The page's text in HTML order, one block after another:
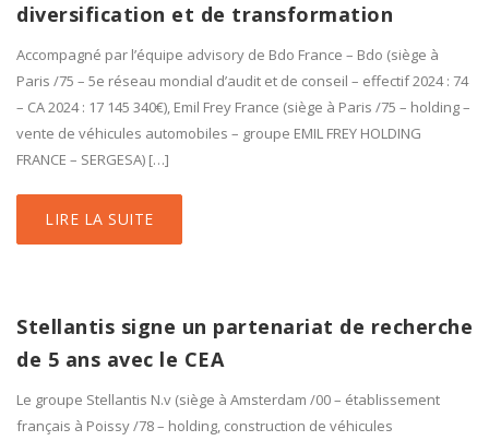
diversification et de transformation
Accompagné par l’équipe advisory de Bdo France – Bdo (siège à
Paris /75 – 5e réseau mondial d’audit et de conseil – effectif 2024 : 74
– CA 2024 : 17 145 340€), Emil Frey France (siège à Paris /75 – holding –
vente de véhicules automobiles – groupe EMIL FREY HOLDING
FRANCE – SERGESA) […]
LIRE LA SUITE
Stellantis signe un partenariat de recherche
de 5 ans avec le CEA
Le groupe Stellantis N.v (siège à Amsterdam /00 – établissement
français à Poissy /78 – holding, construction de véhicules